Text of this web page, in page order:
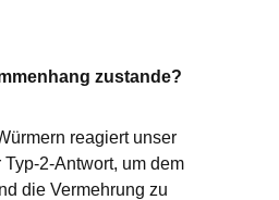
zustande?
reagiert unser
Typ-2-Antwort, um dem
die Vermehrung zu